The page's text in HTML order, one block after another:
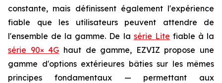
constante, mais définissent également l'expérience
fiable que les utilisateurs peuvent attendre de
l'ensemble de la gamme. De la série Lite fiable à la
série 90× 4G haut de gamme, EZVIZ propose une
gamme d'options extérieures bâties sur les mêmes
principes fondamentaux — permettant aux